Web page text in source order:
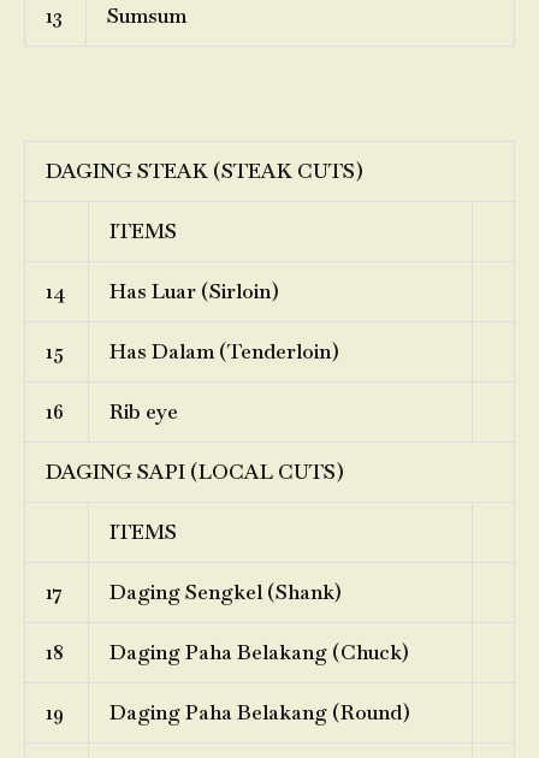
13 Sumsum
DAGING STEAK (STEAK CUTS)
ITEMS
14 Has Luar (Sirloin)
15 Has Dalam (Tenderloin)
16 Rib eye
DAGING SAPI (LOCAL CUTS)
ITEMS
17 Daging Sengkel (Shank)
18 Daging Paha Belakang (Chuck)
19 Daging Paha Belakang (Round)